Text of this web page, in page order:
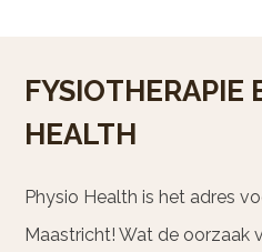
FYSIOTHERAPIE
HEALTH
Physio Health is het adres
Maastricht! Wat de oorzaak